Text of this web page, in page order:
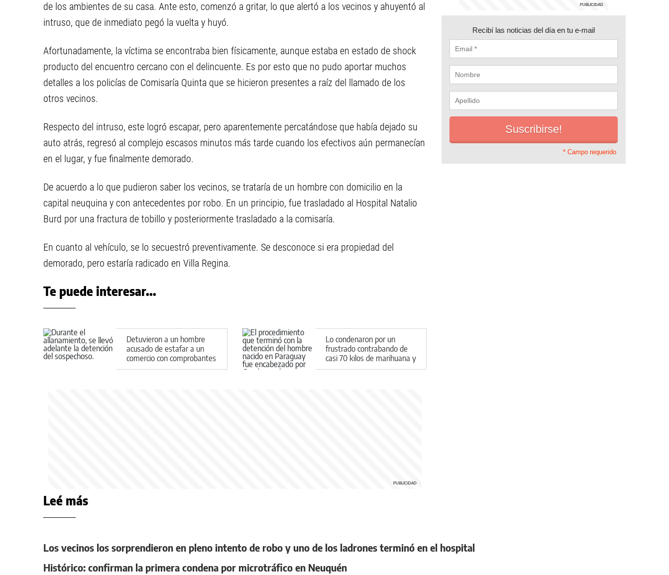
de los ambientes de su casa. Ante esto, comenzó a gritar, lo que alertó a los vecinos y ahuyentó al
intruso, que de inmediato pegó la vuelta y huyó.
Afortunadamente, la víctima se encontraba bien físicamente, aunque estaba en estado de shock
producto del encuentro cercano con el delincuente. Es por esto que no pudo aportar muchos
detalles a los policías de Comisaría Quinta que se hicieron presentes a raíz del llamado de los
otros vecinos.
Respecto del intruso, este logró escapar, pero aparentemente percatándose que había dejado su
auto atrás, regresó al complejo escasos minutos más tarde cuando los efectivos aún permanecían
en el lugar, y fue finalmente demorado.
De acuerdo a lo que pudieron saber los vecinos, se trataría de un hombre con domicilio en la
capital neuquina y con antecedentes por robo. En un principio, fue trasladado al Hospital Natalio
Burd por una fractura de tobillo y posteriormente trasladado a la comisaría.
En cuanto al vehículo, se lo secuestró preventivamente. Se desconoce si era propiedad del
demorado, pero estaría radicado en Villa Regina.
Te puede interesar...
Detuvieron a un hombre
acusado de estafar a un
comercio con comprobantes
de transferencias falsos
Lo condenaron por un
frustrado contrabando de
casi 70 kilos de marihuana y
le impusieron una medida
Recibí las noticias del día en tu e-mail
* Campo requerido
Leé más
Los vecinos los sorprendieron en pleno intento de robo y uno de los ladrones terminó en el hospital
Histórico: confirman la primera condena por microtráfico en Neuquén